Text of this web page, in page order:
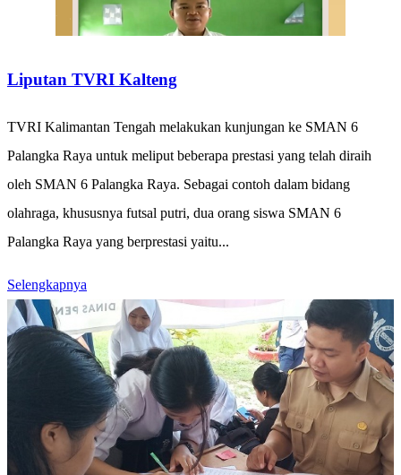
Liputan TVRI Kalteng
TVRI Kalimantan Tengah melakukan kunjungan ke SMAN 6
Palangka Raya untuk meliput beberapa prestasi yang telah diraih
oleh SMAN 6 Palangka Raya. Sebagai contoh dalam bidang
olahraga, khususnya futsal putri, dua orang siswa SMAN 6
Palangka Raya yang berprestasi yaitu...
Selengkapnya